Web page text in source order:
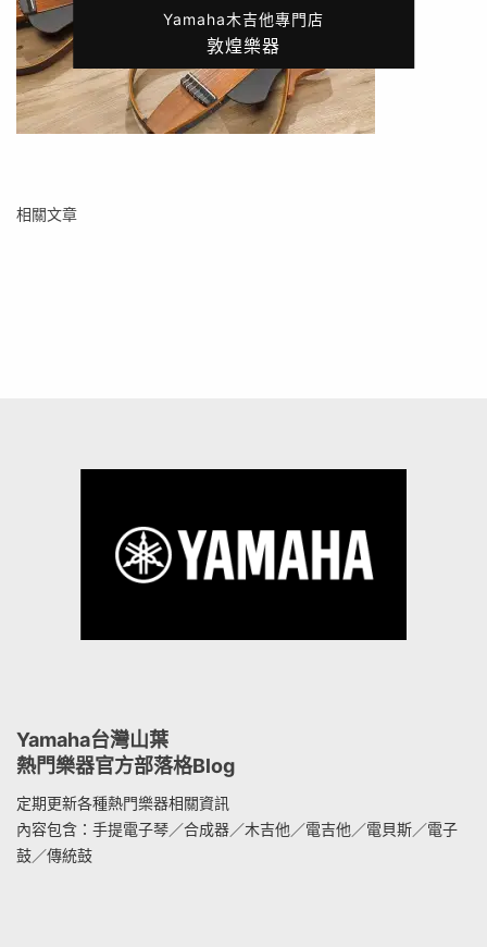
Yamaha木吉他專門店
敦煌樂器
相關文章
Yamaha台灣山葉
熱門樂器官方部落格Blog
定期更新各種熱門樂器相關資訊
內容包含：手提電子琴／合成器／木吉他／電吉他／電貝斯／電子
鼓／傳統鼓